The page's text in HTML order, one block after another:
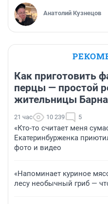
Анатолий Кузнецов
Как приготовить
перцы — простой
жительницы
21 час 10 239 5
«Кто-то считает меня
Екатеринбурженка
фото и видео
«Напоминает куриное
лесу необычный гриб —